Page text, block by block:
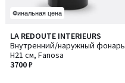
Финальная цена
LA REDOUTE INTERIEURS
Внутренний/наружный фонарь
H21 см, Fanosa
3700 ₽
3,8
/ 5
Количество
цветов:
2